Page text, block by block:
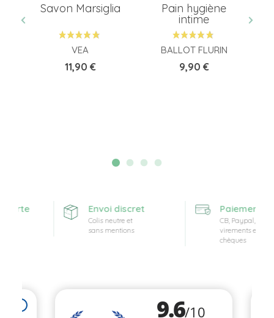
Savon Marsiglia
VEA
Prix
11,90 €
Pain hygiène
intime
BALLOT FLURIN
Prix
9,90 €
Envoi discret
Colis neutre et
sans mentions
Paiement
CB, Paypal,
virements et
chèques